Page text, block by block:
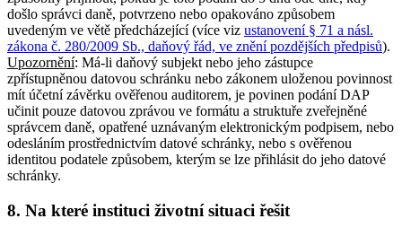
došlo správci daně, potvrzeno nebo opakováno způsobem
uvedeným ve větě předcházející (více viz ustanovení § 71 a násl.
zákona č. 280/2009 Sb., daňový řád, ve znění pozdějších předpisů).
Upozornění: Má-li daňový subjekt nebo jeho zástupce
zpřístupněnou datovou schránku nebo zákonem uloženou povinnost
mít účetní závěrku ověřenou auditorem, je povinen podání DAP
učinit pouze datovou zprávou ve formátu a struktuře zveřejněné
správcem daně, opatřené uznávaným elektronickým podpisem, nebo
odesláním prostřednictvím datové schránky, nebo s ověřenou
identitou podatele způsobem, kterým se lze přihlásit do jeho datové
schránky.
8. Na které instituci životní situaci řešit